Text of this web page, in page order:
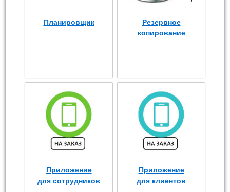
Планировщик
Резервное
копирование
Приложение
для сотрудников
Приложение
для клиентов